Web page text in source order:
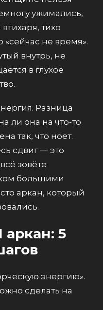
ужимались,
тихо
«сейчас не время».
внутрь, не
в глухое
Разница
ли она на что-то
так, что ноет.
сдвиг — это
зовёте
большими
аркан, который
аркан: 5
энергию».
сделать на